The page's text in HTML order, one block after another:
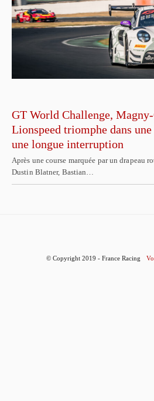
GT World Challenge,
Lionspeed triomphe dans
une longue interruption
Après une course marquée par un drapeau
Dustin Blatner, Bastian…
© Copyright 2019 - France Racing